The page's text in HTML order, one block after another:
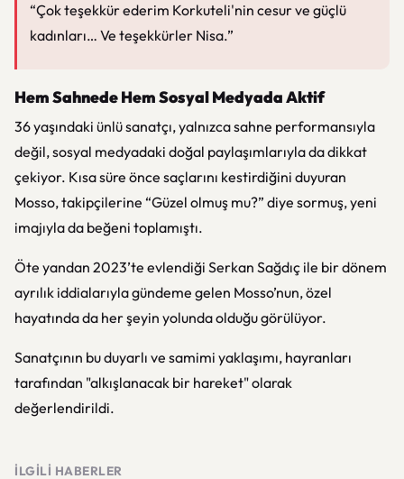
“Çok teşekkür ederim Korkuteli'nin cesur ve güçlü
kadınları… Ve teşekkürler Nisa.”
Hem Sahnede Hem Sosyal Medyada Aktif
36 yaşındaki ünlü sanatçı, yalnızca sahne performansıyla
değil, sosyal medyadaki doğal paylaşımlarıyla da dikkat
çekiyor. Kısa süre önce saçlarını kestirdiğini duyuran
Mosso, takipçilerine “Güzel olmuş mu?” diye sormuş, yeni
imajıyla da beğeni toplamıştı.
Öte yandan 2023’te evlendiği Serkan Sağdıç ile bir dönem
ayrılık iddialarıyla gündeme gelen Mosso’nun, özel
hayatında da her şeyin yolunda olduğu görülüyor.
Sanatçının bu duyarlı ve samimi yaklaşımı, hayranları
tarafından "alkışlanacak bir hareket" olarak
değerlendirildi.
İLGILI HABERLER